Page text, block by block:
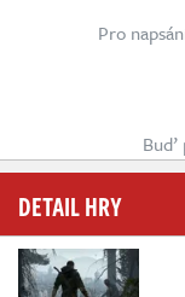
Pro
Buď
DETAIL HRY